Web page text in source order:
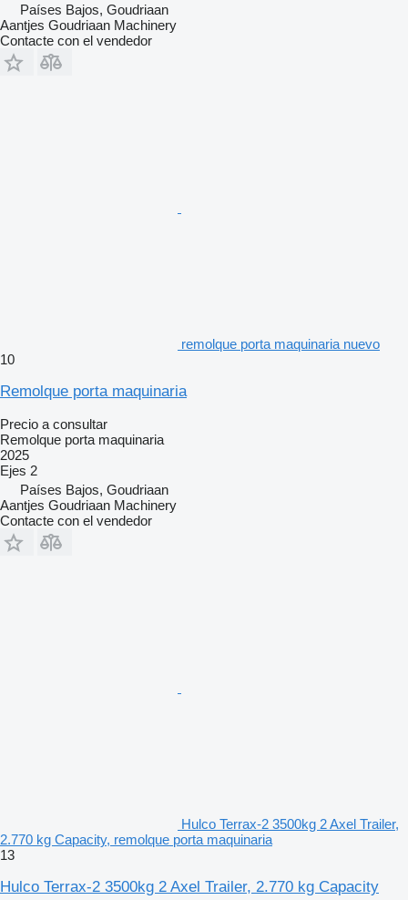
Países Bajos, Goudriaan
Aantjes Goudriaan Machinery
Contacte con el vendedor
remolque porta maquinaria nuevo
10
Remolque porta maquinaria
Precio a consultar
Remolque porta maquinaria
2025
Ejes 2
Países Bajos, Goudriaan
Aantjes Goudriaan Machinery
Contacte con el vendedor
Hulco Terrax-2 3500kg 2 Axel Trailer,
2.770 kg Capacity, remolque porta maquinaria
13
Hulco Terrax-2 3500kg 2 Axel Trailer, 2.770 kg Capacity